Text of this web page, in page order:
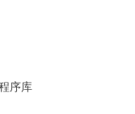
序库